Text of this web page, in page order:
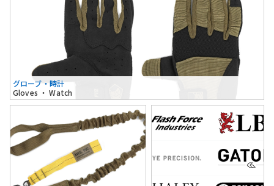
グローブ・時計
Gloves ・ Watch